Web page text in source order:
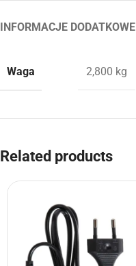
INFORMACJE DODATKOWE
Waga 2,800 kg
Related products